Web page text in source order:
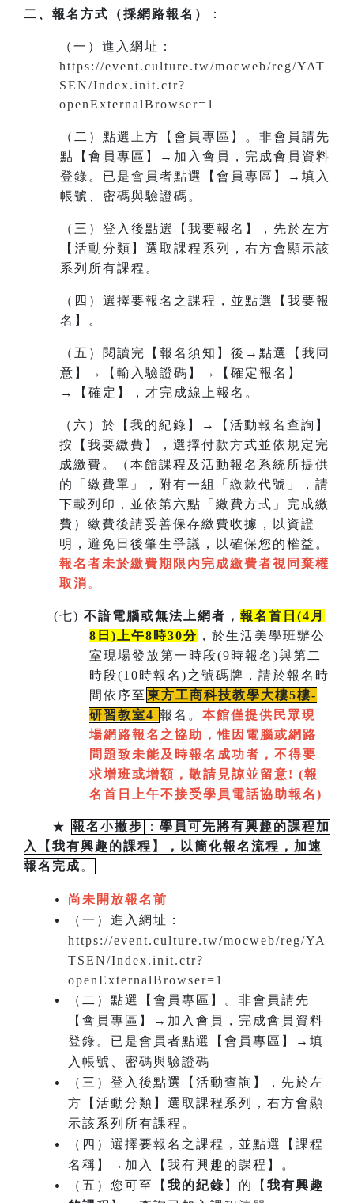
二、報名方式（採網路報名） ：
（一）進入網址 ：
https://event.culture.tw/mocweb/reg/YAT
SEN/Index.init.ctr?
openExternalBrowser=1
（二）點選上方【會員專區】。非會員請先
點【會員專區】→加入會員，完成會員資料
登錄。已是會員者點選【會員專區】→填入
帳號、密碼與驗證碼。
（三）登入後點選【我要報名】，先於左方
【活動分類】選取課程系列，右方會顯示該
系列所有課程。
（四）選擇要報名之課程，並點選【我要報
名】。
（五）閱讀完【報名須知】後→點選【我同
意】→【輸入驗證碼】→【確定報名】
→【確定】，才完成線上報名。
（六）於【我的紀錄】→【活動報名查詢】
按【我要繳費】，選擇付款方式並依規定完
成繳費。（本館課程及活動報名系統所提供
的「繳費單」，附有一組
「繳款代號」，請
下載列印，並依第六點「繳費方式」完成繳
費）繳費後請妥善保存繳費收據，以資證
明，避免日後肇生爭議，以確保您的權益。
報名者未於繳費期限內完成繳費者視同棄權
取消 。
(七) 不諳電腦或無法上網者， 報名首日(4月
8日)上午8時30分 ，於生活美學班辦公
室現場發放第一時段(9時報名)與第二
時段(10時報名)之號碼牌，請於報名時
間依序至 東方工商科技教學大樓5樓-
研習教室4 報名。本館僅提供民眾現
場網路報名之協助，惟因電腦或網路
問題致未能及時報名成功者，不得要
求增班或增額，敬請見諒並留意! (報
名首日上午不接受學員電話協助報名)
★ 報名小撇步 ： 學員可先將有興趣的課程加
入【我有興趣的課程】，以簡化報名流程，加速
報名完成 。
尚未開放報名前
（一）進入網址：
https://event.culture.tw/mocweb/reg/YA
TSEN/Index.init.ctr?
openExternalBrowser=1
（二）點選【會員專區】。非會員請先
【會員專區】→加入會員，完成會員資料
登錄。已是會員者點選【會員專區】→填
入帳號、密碼與驗證碼
（三）登入後點選【活動查詢】，先於左
方【活動分類】選取課程系列，右方會顯
示該系列所有課程。
（四）選擇要報名之課程，並點選【課程
名稱】→加入【我有興趣的課程】。
（五）您可至【 我的紀錄 】的【 我有興趣